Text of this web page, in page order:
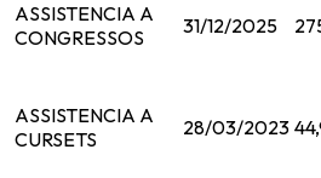
ASSISTENCIA A
CONGRESSOS
31/12/2025
ASSISTENCIA A
CURSETS
28/03/2023